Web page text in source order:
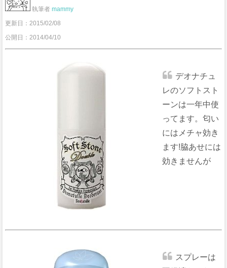
執筆者 mammy
更新日： 2015/02/08
公開日：2014/04/10
デオナチュ
レのソフトスト
ーンは一年中使
ってます。匂い
にはメチャ効き
ます!脇あせには
効きませんが
スプレーは